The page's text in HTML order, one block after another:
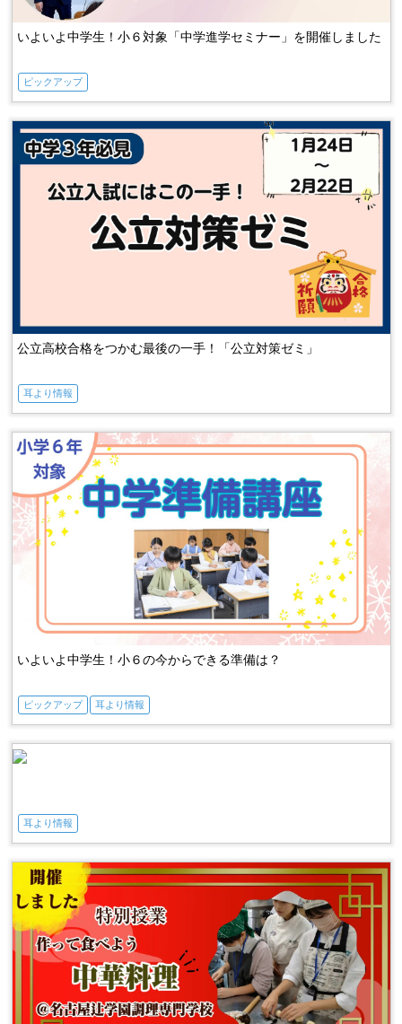
ピックアップ
いよいよ中学生！小６対象「中学進学セミナー」を開催しました
耳より情報
公立高校合格をつかむ最後の一手！「公立対策ゼミ」
ピックアップ 耳より情報
いよいよ中学生！小６の今からできる準備は？
耳より情報
入試に必要なものはここにすべてある！中３「入試完成ゼミ」